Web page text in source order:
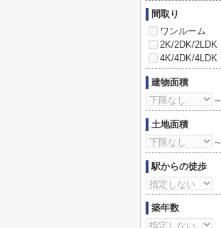
間取り
ワンルーム
2K/2DK/2LDK
4K/4DK/4LDK
建物面積
～
土地面積
～
駅からの徒歩
築年数